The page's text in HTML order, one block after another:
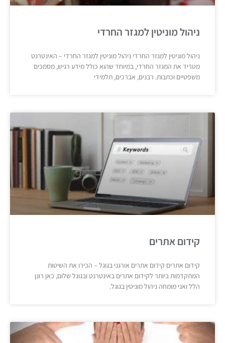
ניהול מוניטין למגזר החרדי
ניהול מוניטין למגזר החרדי ניהול מוניטין למגזר החרדי – האינטרנט
מטריד את המגזר החרדי, במיוחד שהוא כולל מידע רגיש, מסמכים
משפטיים וכתבות. רבנים, אברכים, תלמידי
קידום אתרים
קידום אתרים קידום אתרים אורגני בגוגל – הכירו את השיטות
המתקדמות ביותר לקידום אתרים באינטרנט ובגוגל שלום, כאן רונן
הלל ואני מומחה ניהול מוניטין בגוגל.